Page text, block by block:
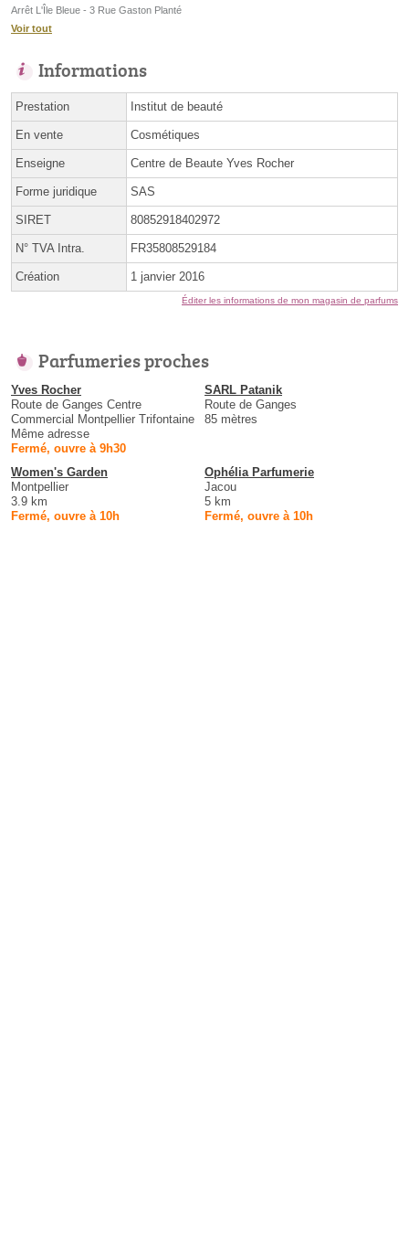
Arrêt L'Île Bleue - 3 Rue Gaston Planté
Voir tout
Informations
Prestation Institut de beauté
En vente Cosmétiques
Enseigne Centre de Beaute Yves Rocher
Forme juridique SAS
SIRET 80852918402972
N° TVA Intra. FR35808529184
Création 1 janvier 2016
Éditer les informations de mon magasin de parfums
Parfumeries proches
Yves Rocher
Route de Ganges Centre
Commercial Montpellier Trifontaine
Même adresse
Fermé, ouvre à 9h30
SARL Patanik
Route de Ganges
85 mètres
Women's Garden
Montpellier
3.9 km
Fermé, ouvre à 10h
Ophélia Parfumerie
Jacou
5 km
Fermé, ouvre à 10h